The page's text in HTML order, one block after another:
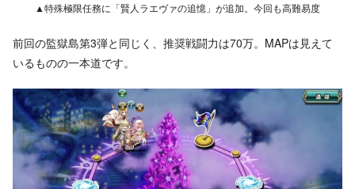
▲特殊極限任務に「賢人ラエヴァの追憶」が追加。今回も高難易度
前回の監獄島第3弾と同じく、推奨戦闘力は70万。MAPは見えて
いるものの一本道です。